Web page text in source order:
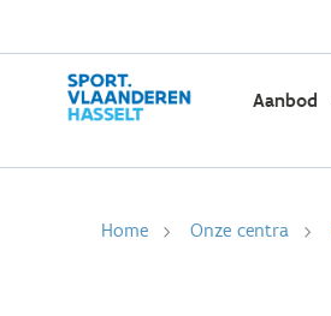
Aanbod
Home Onze centra